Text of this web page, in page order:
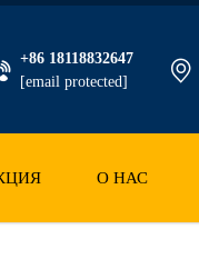
+86 18118832647
[email protected]
О НАС